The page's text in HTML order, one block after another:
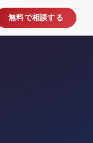
無料で相談する